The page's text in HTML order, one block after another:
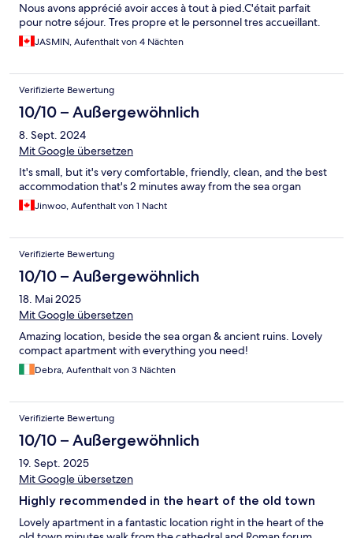
Nous avons apprécié avoir acces à tout à pied.C'était parfait
pour notre séjour. Tres propre et le personnel tres accueillant.
JASMIN, Aufenthalt von 4 Nächten
Verifizierte Bewertung
10/10 – Außergewöhnlich
8. Sept. 2024
Mit Google übersetzen
It's small, but it's very comfortable, friendly, clean, and the best
accommodation that's 2 minutes away from the sea organ
Jinwoo, Aufenthalt von 1 Nacht
Verifizierte Bewertung
10/10 – Außergewöhnlich
18. Mai 2025
Mit Google übersetzen
Amazing location, beside the sea organ & ancient ruins. Lovely
compact apartment with everything you need!
Debra, Aufenthalt von 3 Nächten
Verifizierte Bewertung
10/10 – Außergewöhnlich
19. Sept. 2025
Mit Google übersetzen
Highly recommended in the heart of the old town
Lovely apartment in a fantastic location right in the heart of the